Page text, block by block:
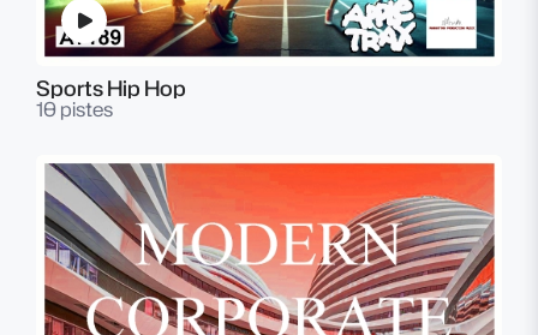
Sports Hip Hop
10 pistes